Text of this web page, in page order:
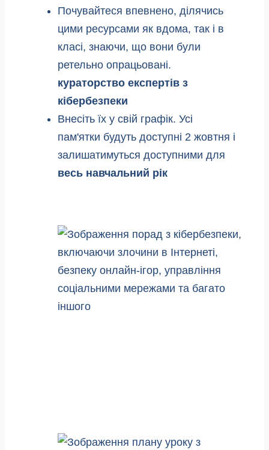
Почувайтеся впевнено, ділячись
цими ресурсами як вдома, так і в
класі, знаючи, що вони були
ретельно опрацьовані.
кураторство експертів з
кібербезпеки
Внесіть їх у свій графік. Усі
пам'ятки будуть доступні 2 жовтня і
залишатимуться доступними для
весь навчальний рік